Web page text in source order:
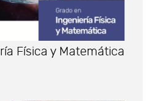
Física y Matemática